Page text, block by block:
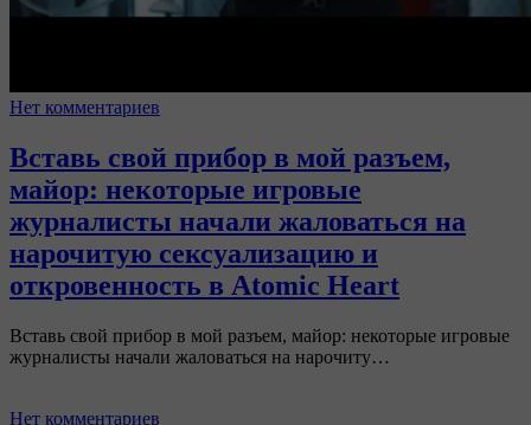
Нет комментариев
Вставь свой прибор в мой разъем,
майор: некоторые игровые
журналисты начали жаловаться на
нарочитую сексуализацию и
откровенность в Atomic Heart
Вставь свой прибор в мой разъем, майор: некоторые игровые
журналисты начали жаловаться на нарочиту…
Нет комментариев